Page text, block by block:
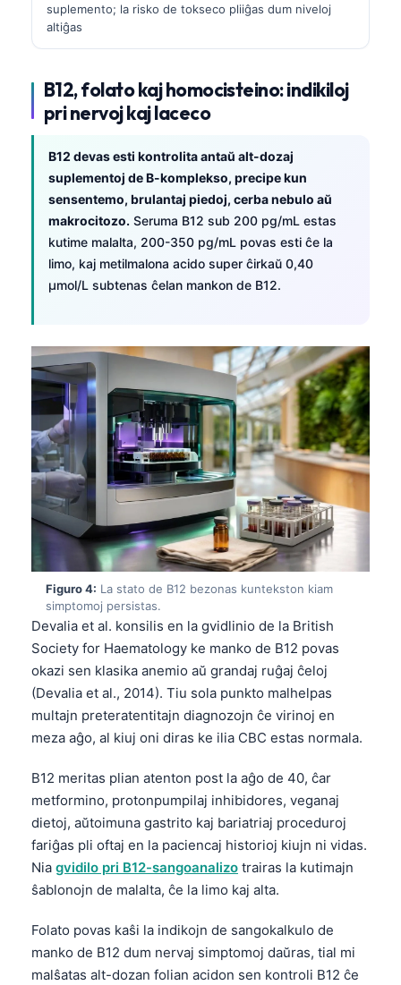
suplemento; la risko de tokseco pliiĝas dum niveloj
altiĝas
B12, folato kaj homocisteino: indikiloj
pri nervoj kaj laceco
B12 devas esti kontrolita antaŭ alt-dozaj
suplementoj de B-komplekso, precipe kun
sensentemo, brulantaj piedoj, cerba nebulo aŭ
makrocitozo. Seruma B12 sub 200 pg/mL estas
kutime malalta, 200-350 pg/mL povas esti ĉe la
limo, kaj metilmalona acido super ĉirkaŭ 0,40
µmol/L subtenas ĉelan mankon de B12.
Figuro 4: La stato de B12 bezonas kuntekston kiam
simptomoj persistas.
Devalia et al. konsilis en la gvidlinio de la British
Society for Haematology ke manko de B12 povas
okazi sen klasika anemio aŭ grandaj ruĝaj ĉeloj
(Devalia et al., 2014). Tiu sola punkto malhelpas
multajn preteratentitajn diagnozojn ĉe virinoj en
meza aĝo, al kiuj oni diras ke ilia CBC estas normala.
B12 meritas plian atenton post la aĝo de 40, ĉar
metformino, protonpumpilaj inhibidores, veganaj
dietoj, aŭtoimuna gastrito kaj bariatriaj proceduroj
fariĝas pli oftaj en la paciencaj historioj kiujn ni vidas.
Nia gvidilo pri B12-sangoanalizo trairas la kutimajn
ŝablonojn de malalta, ĉe la limo kaj alta.
Folato povas kaŝi la indikojn de sangokalkulo de
manko de B12 dum nervaj simptomoj daŭras, tial mi
malŝatas alt-dozan folian acidon sen kontroli B12 ĉe